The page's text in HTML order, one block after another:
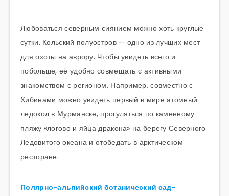
Любоваться северным сиянием можно хоть круглые
сутки. Кольский полуостров — одно из лучших мест
для охоты на аврору. Чтобы увидеть всего и
побольше, её удобно совмещать с активными
знакомством с регионом. Например, совместно с
Хибинами можно увидеть первый в мире атомный
ледокол в Мурманске, прогуляться по каменному
пляжу «логово и яйца дракона» на берегу Северного
Ледовитого океана и отобедать в арктическом
ресторане.
Полярно-альпийский ботанический сад-